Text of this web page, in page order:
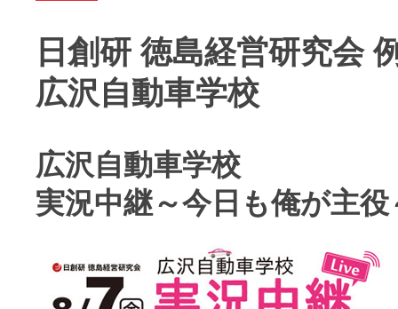
日創研 徳島経営研究会
広沢自動車学校
広沢自動車学校
実況中継～今日も俺が主役